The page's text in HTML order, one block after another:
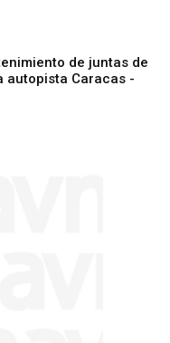
de juntas de
autopista Caracas -